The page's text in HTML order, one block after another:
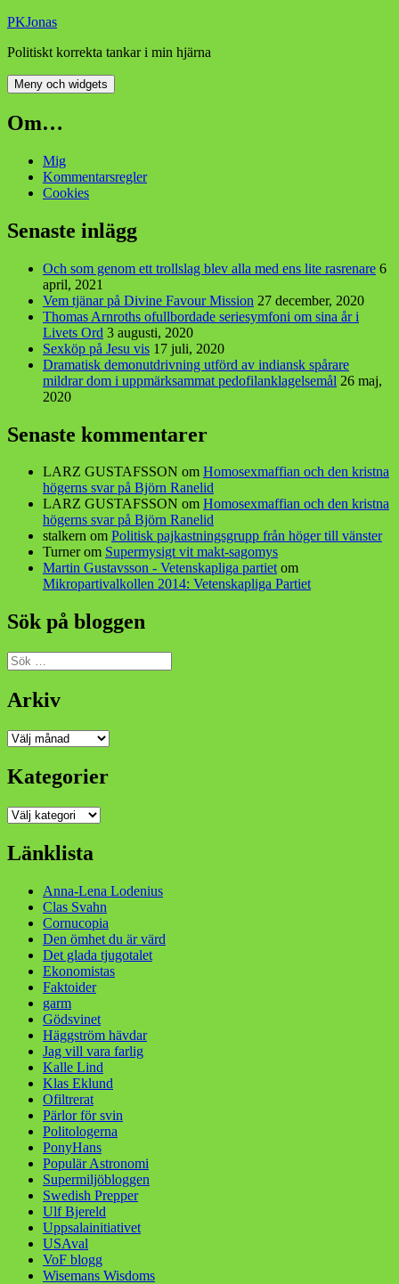
Hoppa
innehåll
PKJonas
Politiskt korrekta tankar i min hjärna
Meny och widgets
Om…
Mig
Kommentarsregler
Cookies
Senaste inlägg
Och som genom ett trollslag blev alla med ens lite rasrenare 6
april, 2021
Vem tjänar på Divine Favour Mission 27 december, 2020
Thomas Arnroths ofullbordade seriesymfoni om sina år i
Livets Ord 3 augusti, 2020
Sexköp på Jesu vis 17 juli, 2020
Dramatisk demonutdrivning utförd av indiansk spårare
mildrar dom i uppmärksammat pedofilanklagelsemål 26 maj,
2020
Senaste kommentarer
LARZ GUSTAFSSON om Homosexmaffian och den kristna
högerns svar på Björn Ranelid
LARZ GUSTAFSSON om Homosexmaffian och den kristna
högerns svar på Björn Ranelid
stalkern om Politisk pajkastningsgrupp från höger till vänster
Turnerom Supermysigt vit makt-sagomys
Martin Gustavsson - Vetenskapliga partietom
Mikropartivalkollen 2014: Vetenskapliga Partiet
Sök på bloggen
Sök
efter:
Arkiv
Arkiv
Kategorier
Kategorier
Länklista
Anna-Lena Lodenius
Clas Svahn
Cornucopia
Den ömhet du är värd
Det glada tjugotalet
Ekonomistas
Faktoider
garm
Gödsvinet
Häggström hävdar
Jag vill vara farlig
Kalle Lind
Klas Eklund
Ofiltrerat
Pärlor för svin
Politologerna
PonyHans
Populär Astronomi
Supermiljöbloggen
Swedish Prepper
Ulf Bjereld
Uppsalainitiativet
USAval
VoF blogg
Wisemans Wisdoms